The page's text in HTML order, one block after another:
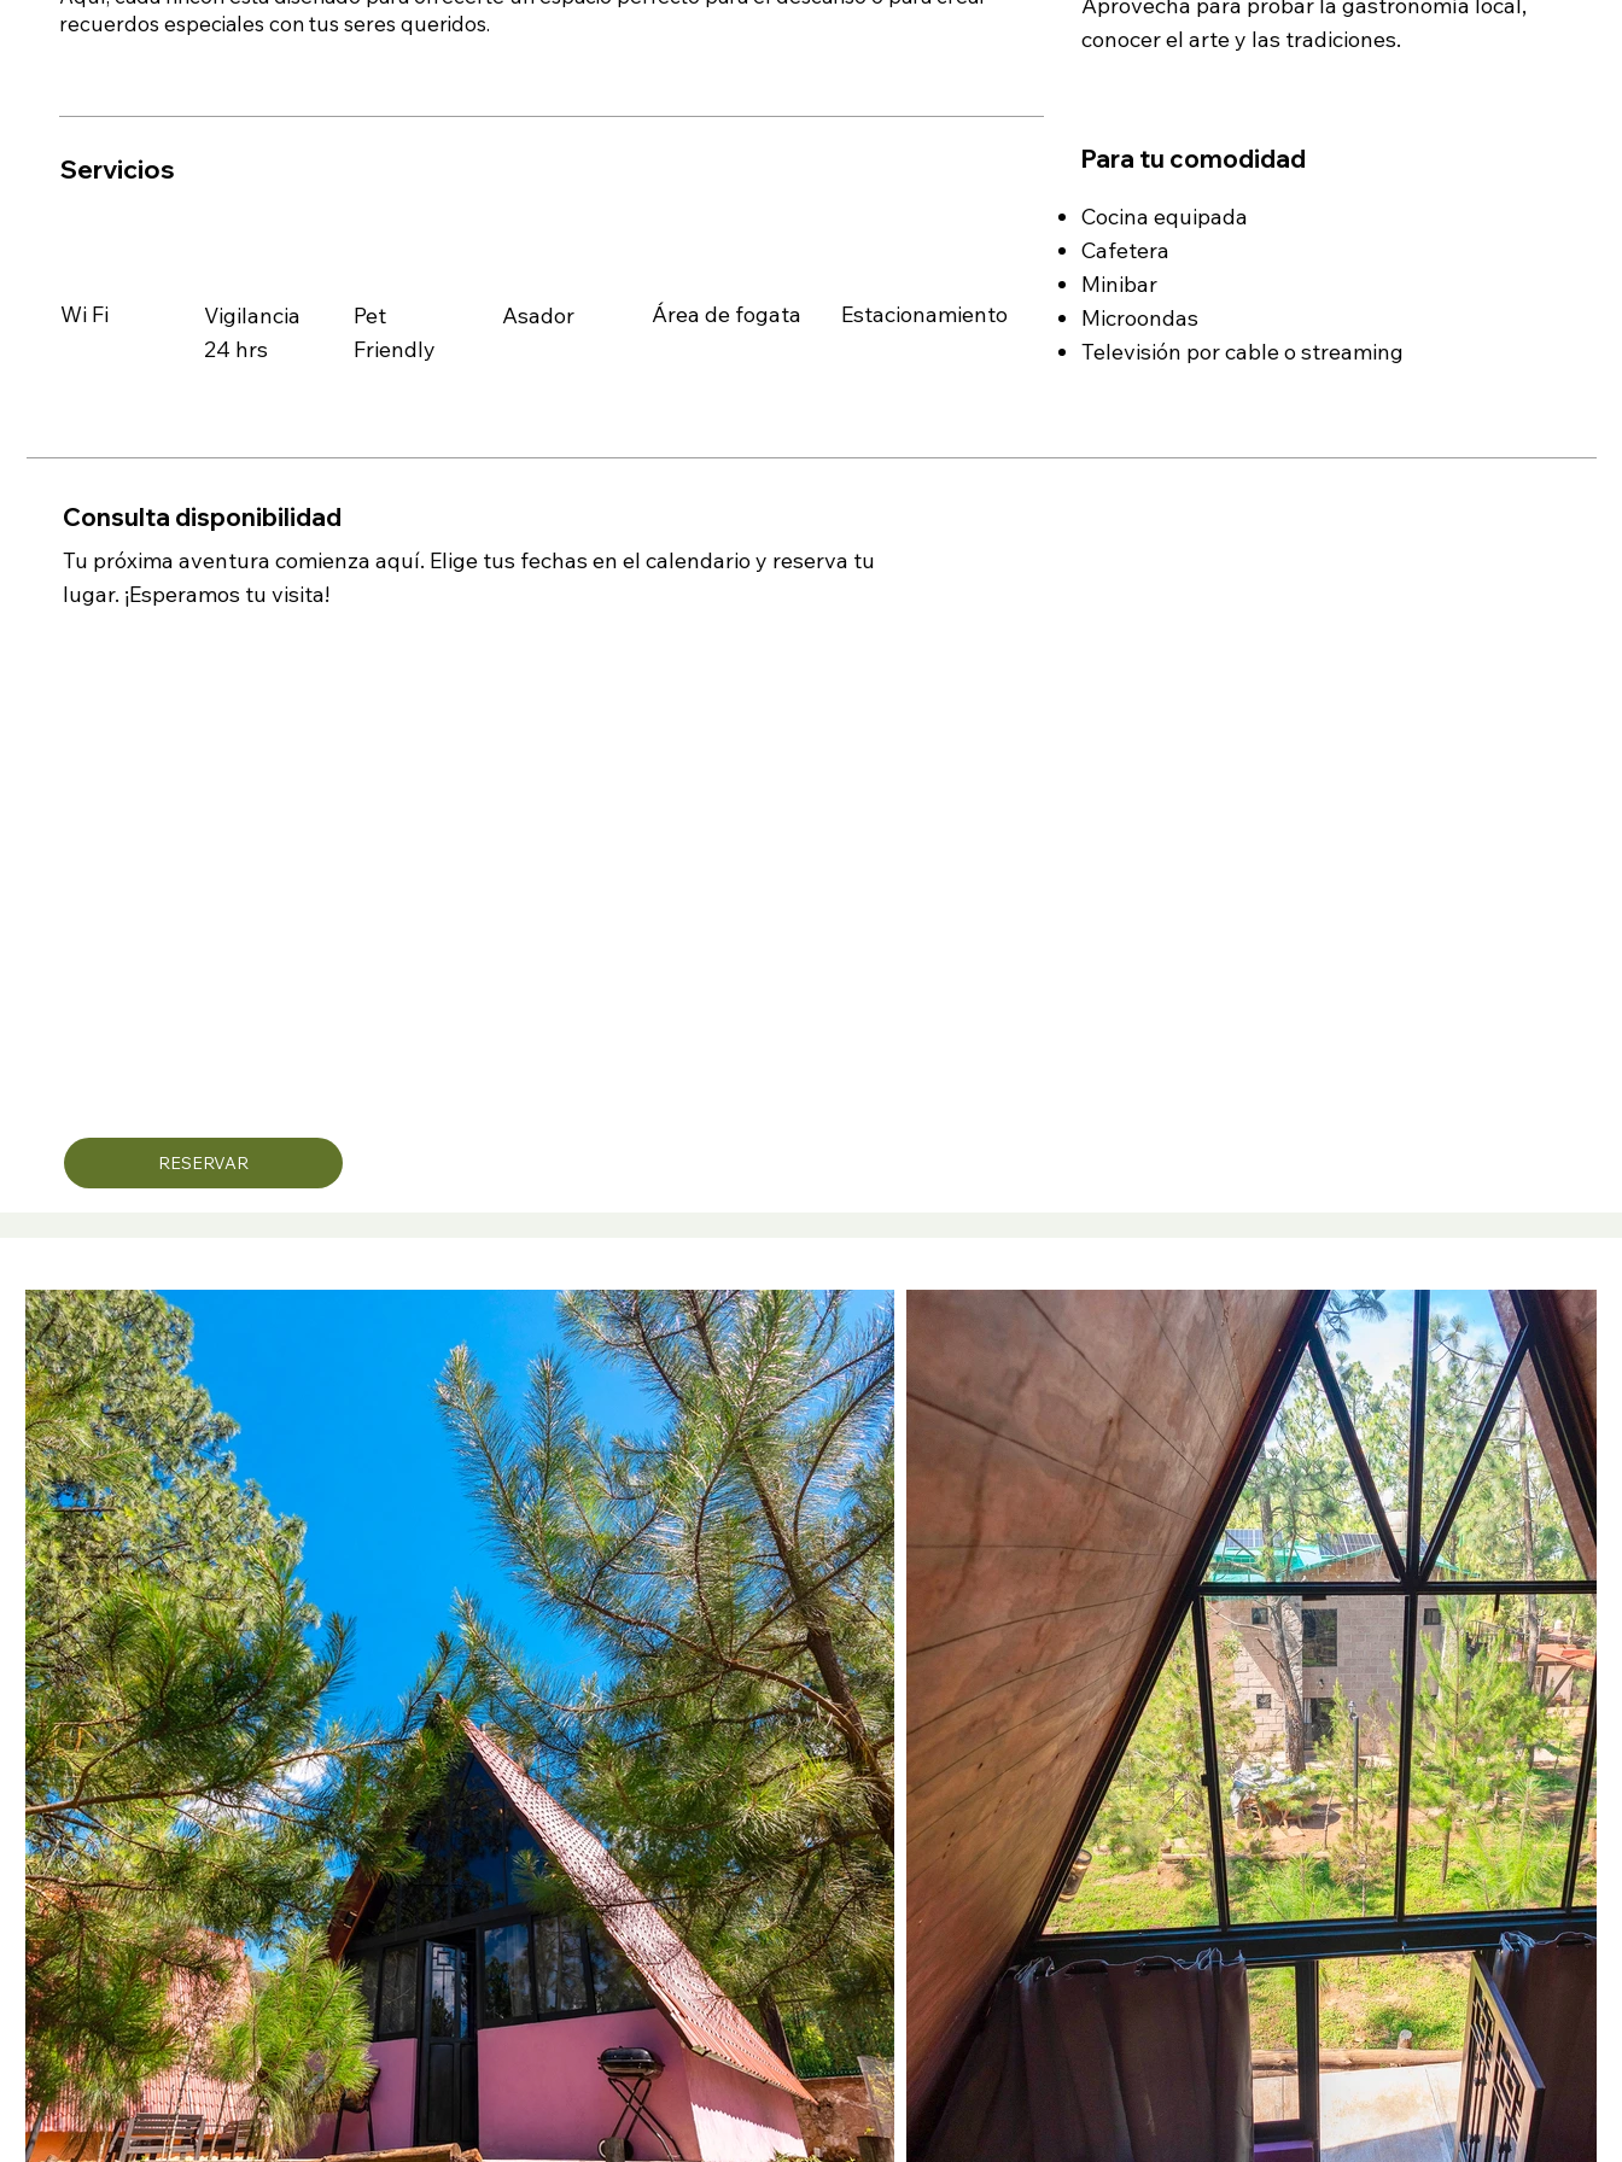
recuerdos especiales con tus seres queridos.
Servicios
Wi Fi
Vigilancia
24 hrs
Pet
Friendly
Asador ​Área de fogata Estacionamiento
conocer el arte y las tradiciones.
Para tu comodidad
Cocina equipada
Cafetera
Minibar
Microondas
Televisión por cable o streaming
Consulta disponibilidad
Tu próxima aventura comienza aquí. Elige tus fechas en el calendario y reserva tu
lugar. ¡Esperamos tu visita!
RESERVAR